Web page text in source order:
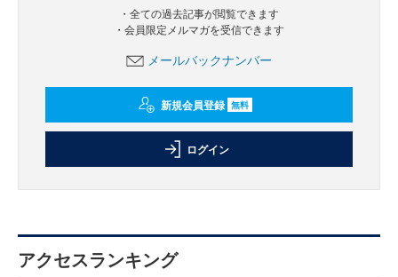
・全ての過去記事が閲覧できます
・会員限定メルマガを受信できます
メールバックナンバー
新規会員登録 無料
ログイン
アクセスランキング